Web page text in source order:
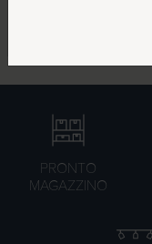
PRONTO
MAGAZZINO